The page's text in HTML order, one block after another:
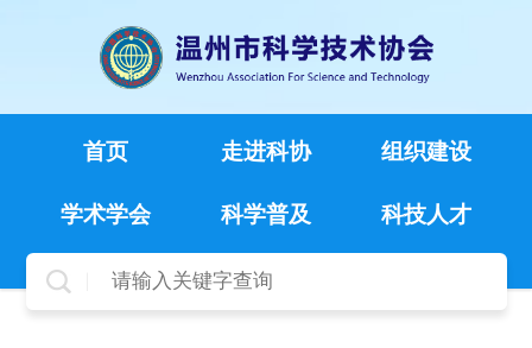
首页 走进科协 组织建设
学术学会 科学普及 科技人才